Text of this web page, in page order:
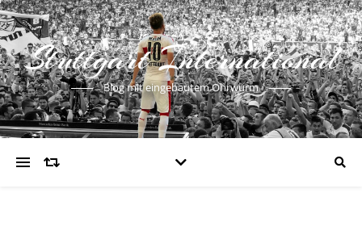
Stuttgart International
Blog mit eingebautem Ohrwurm